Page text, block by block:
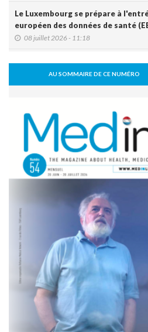
Le Luxembourg se prépare à
européen des données de santé
08 juillet 2026 - 11:18
L’arthrodèse sacro-iliaque
risque de PTH
07 juillet 2026 - 09:47
Activité physique: bénéfice pour
nécessairement pour le disque
07 juillet 2026 - 09:39
Comment une alimentation trop
22 juin 2026 - 17:16
Covid long: des symptômes réels,
11 mai 2026 - 10:36
Un robot humanoïde testé à
équipes soignantes
31 mars 2026 - 06:51
IA et responsabilité médicale en
change la donne juridique
30 mars 2026 - 20:00
Les résultats prometteurs de la
AU SOMMAIRE DE CE NUMÉRO